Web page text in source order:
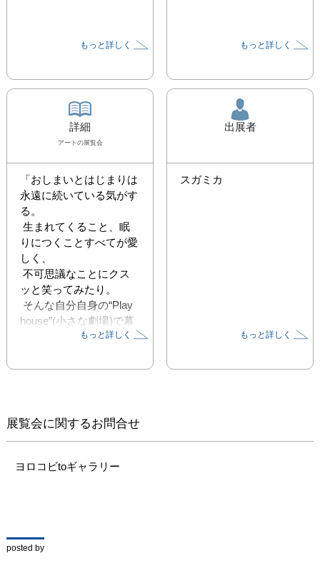
もっと詳しく もっと詳しく
詳細
アート の展覧会
「おしまいとはじまりは
永遠に続いている気がす
る。
りにつくことすべてが愛
しく、
ッと笑ってみたり。
house”(小さな劇場)で幕
ぶことができれば、
生まれてくる愛らしいも
の。
形など「劇場」の役者た
ち。
もっと詳しく
出展者
スガミカ
もっと詳しく
展覧会に関するお問合せ
ヨロコビtoギャラリー
posted by